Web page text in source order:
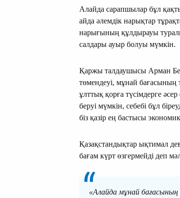
Алайда сарапшылар бұл
айда әлемдік нарықтар
нарығының құлдырауы
салдары ауыр болуы мүмкін.
Қаржы талдаушысы Арман
төмендеуі, мұнай бағасының
ұлттық қорға түсімдерге
беруі мүмкін, себебі бұл
біз қазір ең бастысы
Қазақстандықтар ықтимал
бағам күрт өзгермейді деп
«Алайда мұнай